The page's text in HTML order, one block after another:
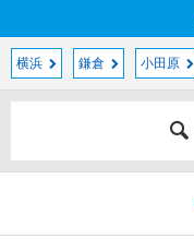
横浜 鎌倉 小田原